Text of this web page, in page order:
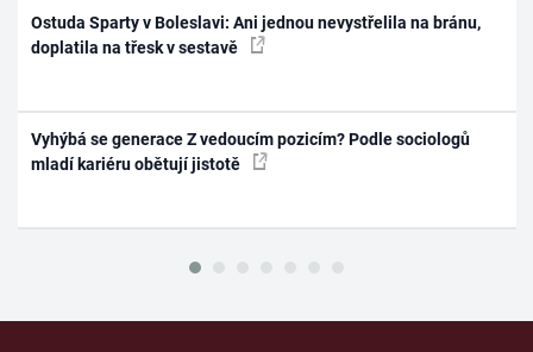
Ostuda Sparty v Boleslavi: Ani jednou nevystřelila na bránu,
doplatila na třesk v sestavě
Vyhýbá se generace Z vedoucím pozicím? Podle sociologů
mladí kariéru obětují jistotě